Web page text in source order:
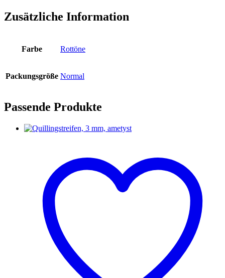
Zusätzliche Information
Farbe Rottöne
Packungsgröße Normal
Passende Produkte